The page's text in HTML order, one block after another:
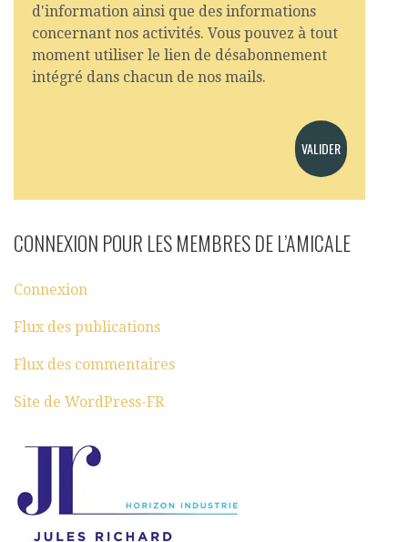
d'information ainsi que des informations
concernant nos activités. Vous pouvez à tout
moment utiliser le lien de désabonnement
intégré dans chacun de nos mails.
CONNEXION POUR LES MEMBRES DE L’AMICALE
Connexion
Flux des publications
Flux des commentaires
Site de WordPress-FR